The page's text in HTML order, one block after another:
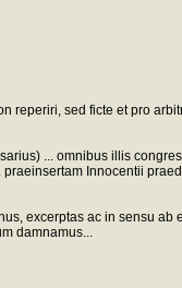
sed ficte et pro
... omnibus illis
Innocentii
excerptas ac in sensu
damnamus...